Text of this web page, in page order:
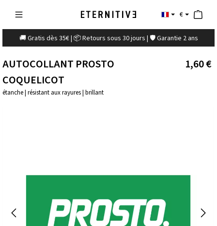
€
🚚 Gratis dès 35€ | 📦 Retours sous 30 jours | 🛡️ Garantie 2 ans
AUTOCOLLANT PROSTO
COQUELICOT
étanche | résistant aux rayures | brillant
1,60 €